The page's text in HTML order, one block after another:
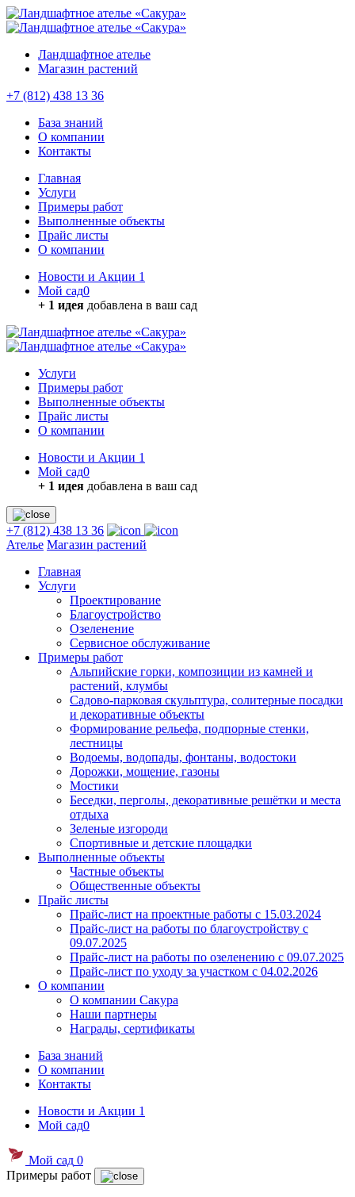
Ландшафтное ателье
Магазин растений
+7 (812) 438 13 36
База знаний
О компании
Контакты
Главная
Услуги
Примеры работ
Выполненные объекты
Прайс листы
О компании
Новости и Акции 1
Мой сад0
+ 1 идея добавлена в ваш сад
Услуги
Примеры работ
Выполненные объекты
Прайс листы
О компании
Новости и Акции 1
Мой сад0
+ 1 идея добавлена в ваш сад
+7 (812) 438 13 36
Ателье Магазин растений
Главная
Услуги
Проектирование
Благоустройство
Озеленение
Сервисное обслуживание
Примеры работ
Альпийские горки, композиции из камней и
растений, клумбы
Садово-парковая скульптура, солитерные посадки
и декоративные объекты
Формирование рельефа, подпорные стенки,
лестницы
Водоемы, водопады, фонтаны, водостоки
Дорожки, мощение, газоны
Мостики
Беседки, перголы, декоративные решётки и места
отдыха
Зеленые изгороди
Спортивные и детские площадки
Выполненные объекты
Частные объекты
Общественные объекты
Прайс листы
Прайс-лист на проектные работы c 15.03.2024
Прайс-лист на работы по благоустройству с
09.07.2025
Прайс-лист на работы по озеленению с 09.07.2025
Прайс-лист по уходу за участком c 04.02.2026
О компании
О компании Сакура
Наши партнеры
Награды, сертификаты
База знаний
О компании
Контакты
Новости и Акции 1
Мой сад0
Мой сад 0
Примеры работ